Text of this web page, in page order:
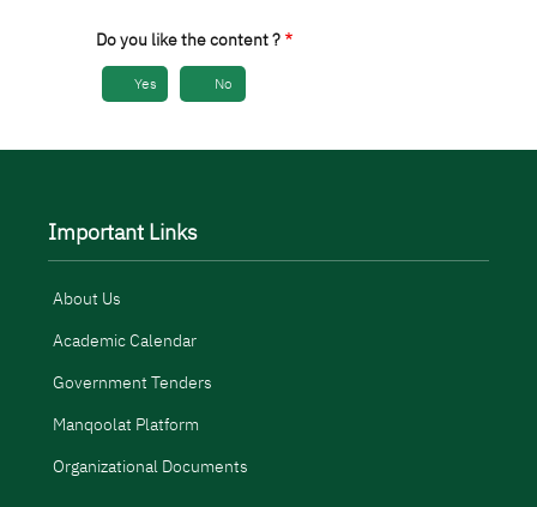
Do you like the content ?
Yes No
Important Links
About Us
Academic Calendar
Government Tenders
Manqoolat Platform
Organizational Documents